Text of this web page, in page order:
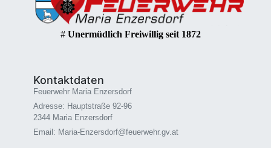
# Unermüdlich Freiwillig seit 1872
Kontaktdaten
Feuerwehr Maria Enzersdorf
Adresse: Hauptstraße 92-96
2344 Maria Enzersdorf
Email: Maria-Enzersdorf@feuerwehr.gv.at